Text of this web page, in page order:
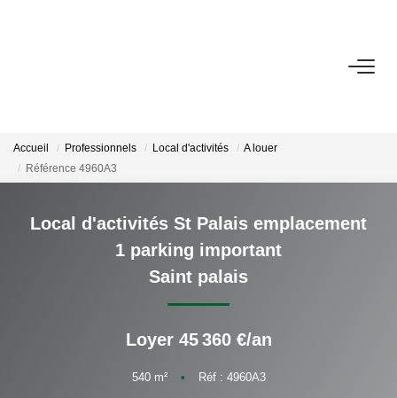
LOUER
Qui Sommes-Nous ?
Nous Rejoindre
Nos Actualités
Accueil Professionnels Local d'activités
A louer
Référence 4960A3
Local d'activités St Palais emplacement
1 parking important
Saint palais
Loyer 45 360 €/an
540m² • Réf : 4960A3